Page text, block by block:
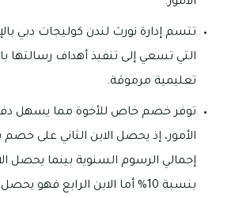
الأمور.
تتسم إدارة نورث لندن كوليجات دبي
التي تسعي إلى تنفيذ أهداف رسالتها
تعليمية مرموقة.
توفر خصم خاص للأخوة مما يسهل دفع
إجمالي الرسوم السنوية بينما يحصل
بنسبة 10% أما الابن الرابع